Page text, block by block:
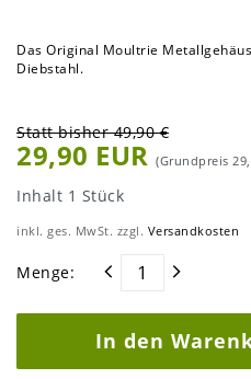
Das Original Moultrie
Diebstahl.
Statt bisher 49,90 €
29,90 EUR (Grundpreis
Inhalt 1 Stück
inkl. ges. MwSt. zzgl. Versandkosten
Menge:
In den